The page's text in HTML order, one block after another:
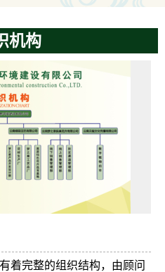
机构
着完整的组织结构，由顾问